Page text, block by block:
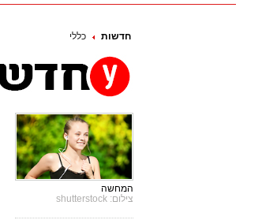
חדשות כללי
המחשה
צילום: shutterstock